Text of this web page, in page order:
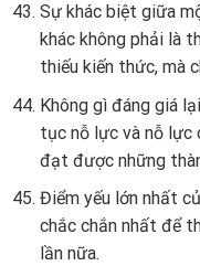
Sự khác biệt giữa
khác không phải là
thiếu kiến thức, mà
Không gì đáng giá
tục nỗ lực và nỗ lực
đạt được những
Điểm yếu lớn nhất
chắc chắn nhất để
lần nữa.